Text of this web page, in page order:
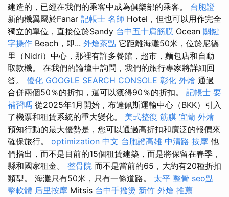
建造的，已經在我們的乘客中成為俱樂部的乘客。 台胞證
新的機翼屬於Fanar 記帳士 名師 Hotel，但也可以用作完全
獨立的單位，直接位於Sandy 台中五十肩筋膜 Ocean 關鍵
字操作 Beach，即... 外燴茶點 它距離海灘50米，位於尼德
里（Nidri）中心，那裡有許多餐館，超市，麵包店和自動
取款機。 在我們的論壇中詢問，我們的旅行專家將詳細回
答。 優化 GOOGLE SEARCH CONSOLE 彰化 外燴 通過
合併兩個50％的折扣，還可以獲得90％的折扣。 記帳士 要
補習嗎 從2025年1月開始，布達佩斯運輸中心（BKK）引入
了機票和租賃系統的重大變化。 美式整復 筋膜 宜蘭 外燴
預知行動的最大優勢是，您可以通過高折扣和廣泛的報價來
確保旅行。 optimization 中文 台胞證高雄 中清路 按摩 他
們指出，而不是目前的15個租賃建築，而是將保留在春季，
縣和國家租金。 整骨院 而不是當前的65，大約有20種折扣
類型。 海灘只有50米，只有一條道路。 太平 整骨 seo點
擊軟體 后里按摩 Mitsis 台中手撥燙 新竹 外燴 推薦